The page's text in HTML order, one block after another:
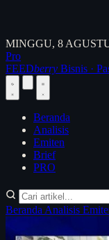
MINGGU, 8
Pro
FEEDberry Bisnis ·
Beranda
Analisis
Emiten
Brief
PRO
Beranda Analisis